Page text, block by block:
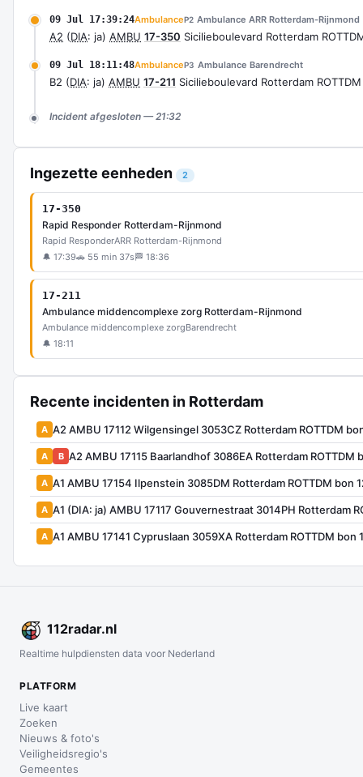
09 Jul 17:39:24AmbulanceP2 Ambulance ARR Rotterdam-Rijnmond
A2 (DIA: ja) AMBU 17-350 Sicilieboulevard Rotterdam
09 Jul 18:11:48AmbulanceP3 Ambulance Barendrecht
B2 (DIA: ja) AMBU 17-211 Sicilieboulevard Rotterdam
Incident afgesloten — 21:32
Ingezette eenheden 2
17-350
Rapid Responder Rotterdam-Rijnmond
Rapid ResponderARR Rotterdam-Rijnmond
🔔 17:39🚗 55 min 37s 🏁 18:36
17-211
Ambulance middencomplexe zorg Rotterdam-Rijnmond
Ambulance middencomplexe zorgBarendrecht
🔔 18:11
Recente incidenten in Rotterdam
A A2 AMBU 17112 Wilgensingel 3053CZ Rotterdam ROTTDM
A B A2 AMBU 17115 Baarlandhof 3086EA Rotterdam ROTTDM
A A1 AMBU 17154 Ilpenstein 3085DM Rotterdam ROTTDM bon
A A1 (DIA: ja) AMBU 17117 Gouvernestraat 3014PH Rotterdam
A A1 AMBU 17141 Cypruslaan 3059XA Rotterdam ROTTDM bon
112radar.nl
Realtime hulpdiensten data voor Nederland
PLATFORM
Live kaart
Zoeken
Nieuws & foto's
Veiligheidsregio's
Gemeentes